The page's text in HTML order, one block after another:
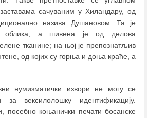
сачуваним у Хиландару, од
назива Душановом. Та је
облика, а шивена је од делова
тканине; на њој је препознатљив
од којих су горња и доња краће, а
нумизматички извори не могу се
за вексилолошку идентификацију.
посебно коњанички печати босанске